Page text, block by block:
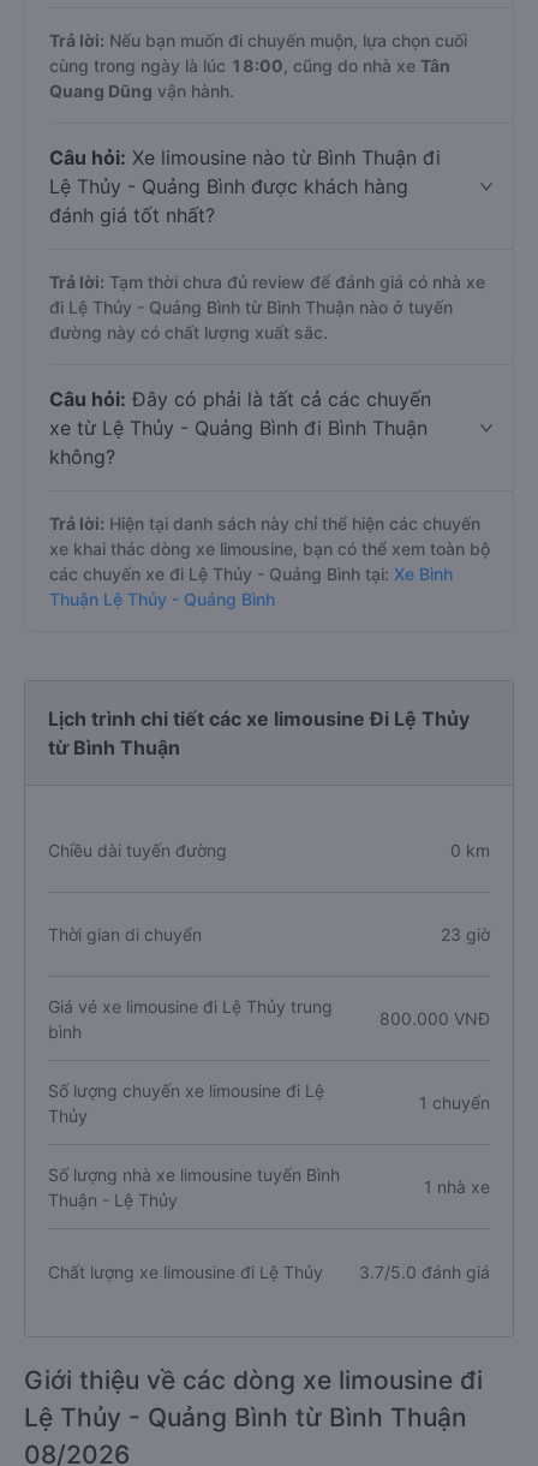
Trả lời: Nếu bạn muốn đi chuyến muộn, lựa chọn cuối
cùng trong ngày là lúc 18:00 , cũng do nhà xe Tân
Quang Dũng vận hành.
Câu hỏi: Xe limousine nào từ Bình Thuận đi
Lệ Thủy - Quảng Bình được khách hàng
đánh giá tốt nhất?
Trả lời: Tạm thời chưa đủ review để đánh giá có nhà xe
đi Lệ Thủy - Quảng Bình từ Bình Thuận nào ở tuyến
đường này có chất lượng xuất sắc.
Câu hỏi: Đây có phải là tất cả các chuyến
xe từ Lệ Thủy - Quảng Bình đi Bình Thuận
không?
Trả lời: Hiện tại danh sách này chỉ thể hiện các chuyến
xe khai thác dòng xe limousine, bạn có thể xem toàn bộ
các chuyến xe đi Lệ Thủy - Quảng Bình tại: Xe Bình
Thuận Lệ Thủy - Quảng Bình
Lịch trình chi tiết các xe limousine Đi Lệ Thủy
từ Bình Thuận
Chiều dài tuyến đường 0 km
Thời gian di chuyển 23 giờ
Giá vé xe limousine đi Lệ Thủy trung
bình
800.000 VNĐ
Số lượng chuyến xe limousine đi Lệ
Thủy
1 chuyến
Số lượng nhà xe limousine tuyến Bình
Thuận - Lệ Thủy
1 nhà xe
Chất lượng xe limousine đi Lệ Thủy 3.7/5.0 đánh giá
Giới thiệu về các dòng xe limousine đi
Lệ Thủy - Quảng Bình từ Bình Thuận
08/2026